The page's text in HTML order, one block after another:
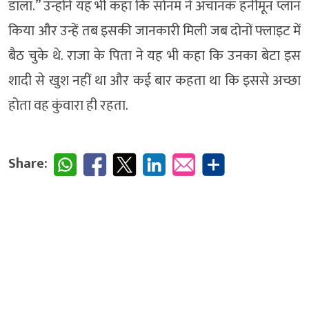
डाला.” उन्होंने यह भी कहा कि सोनम ने अचानक हनीमून प्लान
किया और उन्हें तब इसकी जानकारी मिली जब दोनों फ्लाइट में
बैठ चुके थे. राजा के पिता ने यह भी कहा कि उनका बेटा इस
शादी से खुश नहीं था और कई बार कहता था कि इससे अच्छा
होता वह कुंवारा ही रहता.
Share: